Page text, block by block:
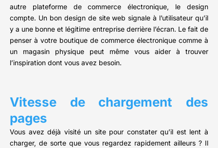
autre plateforme de commerce électronique, le design
compte. Un bon design de site web signale à l’utilisateur qu’il
y a une bonne et légitime entreprise derrière l’écran. Le fait de
penser à votre boutique de commerce électronique comme à
un magasin physique peut même vous aider à trouver
l’inspiration dont vous avez besoin.
Vitesse de chargement des
pages
Vous avez déjà visité un site pour constater qu’il est lent à
charger, de sorte que vous regardez rapidement ailleurs ? Il